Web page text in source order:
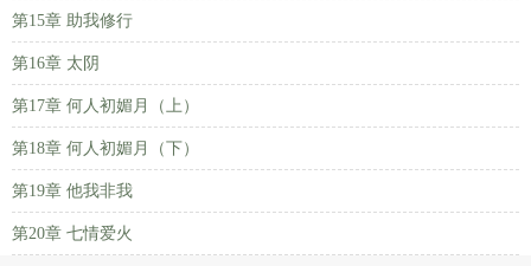
第15章 助我修行
第16章 太阴
第17章 何人初媚月（上）
第18章 何人初媚月（下）
第19章 他我非我
第20章 七情爱火